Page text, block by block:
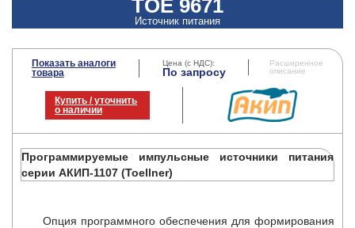
TOE 9671
Источник питания
Показать аналоги
товара
Цена (с НДС):
По запросу
Расширенное
описание
Купить / уточнить
о наличии
Программируемые импульсные источники питания
серии АКИП-1107 (Toellner)
Опция программного обеспечения для формирования